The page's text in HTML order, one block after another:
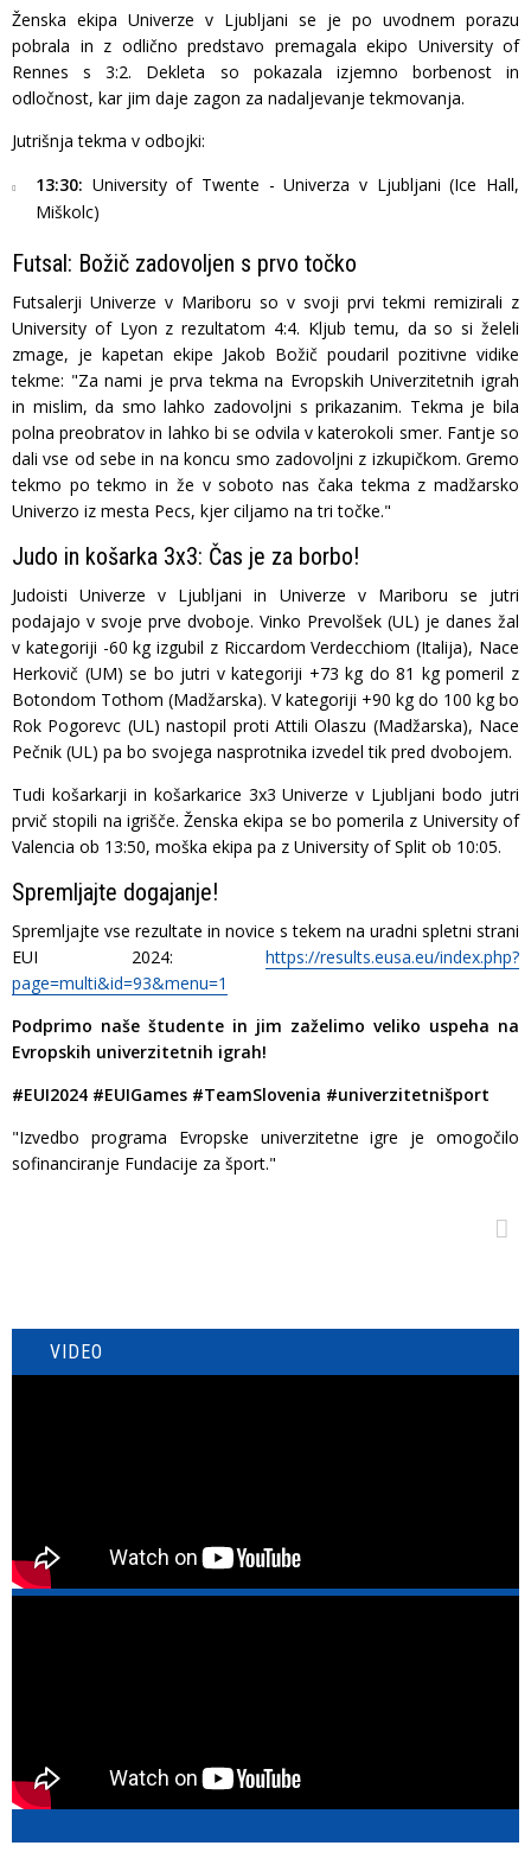
Ženska ekipa Univerze v Ljubljani se je po uvodnem porazu
pobrala in z odlično predstavo premagala ekipo University of
Rennes s 3:2. Dekleta so pokazala izjemno borbenost in
odločnost, kar jim daje zagon za nadaljevanje tekmovanja.
Jutrišnja tekma v odbojki:
13:30: University of Twente - Univerza v Ljubljani (Ice Hall,
Miškolc)
Futsal: Božič zadovoljen s prvo točko
Futsalerji Univerze v Mariboru so v svoji prvi tekmi remizirali z
University of Lyon z rezultatom 4:4. Kljub temu, da so si želeli
zmage, je kapetan ekipe Jakob Božič poudaril pozitivne vidike
tekme: "Za nami je prva tekma na Evropskih Univerzitetnih igrah
in mislim, da smo lahko zadovoljni s prikazanim. Tekma je bila
polna preobratov in lahko bi se odvila v katerokoli smer. Fantje so
dali vse od sebe in na koncu smo zadovoljni z izkupičkom. Gremo
tekmo po tekmo in že v soboto nas čaka tekma z madžarsko
Univerzo iz mesta Pecs, kjer ciljamo na tri točke."
Judo in košarka 3x3: Čas je za borbo!
Judoisti Univerze v Ljubljani in Univerze v Mariboru se jutri
podajajo v svoje prve dvoboje. Vinko Prevolšek (UL) je danes žal
v kategoriji -60 kg izgubil z Riccardom Verdecchiom (Italija), Nace
Herkovič (UM) se bo jutri v kategoriji +73 kg do 81 kg pomeril z
Botondom Tothom (Madžarska). V kategoriji +90 kg do 100 kg bo
Rok Pogorevc (UL) nastopil proti Attili Olaszu (Madžarska), Nace
Pečnik (UL) pa bo svojega nasprotnika izvedel tik pred dvobojem.
Tudi košarkarji in košarkarice 3x3 Univerze v Ljubljani bodo jutri
prvič stopili na igrišče. Ženska ekipa se bo pomerila z University of
Valencia ob 13:50, moška ekipa pa z University of Split ob 10:05.
Spremljajte dogajanje!
Spremljajte vse rezultate in novice s tekem na uradni spletni strani
EUI 2024: https://results.eusa.eu/index.php?
page=multi&id=93&menu=1
Podprimo naše študente in jim zaželimo veliko uspeha na
Evropskih univerzitetnih igrah!
#EUI2024 #EUIGames #TeamSlovenia #univerzitetnišport
"Izvedbo programa Evropske univerzitetne igre je omogočilo
sofinanciranje Fundacije za šport."
VIDEO